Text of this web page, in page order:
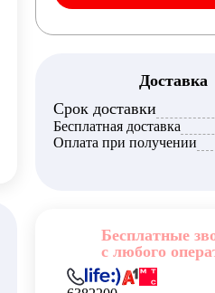
Доставка
Срок доставки
Бесплатная доставка
Оплата при получении
Бесплатные
с любого